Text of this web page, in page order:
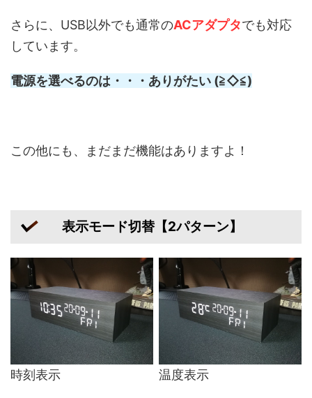
さらに、USB以外でも通常のACアダプタでも対応
しています。
電源を選べるのは・・・ありがたい (≧◇≦)
この他にも、まだまだ機能はありますよ！
表示モード切替【2パターン】
時刻表示 温度表示